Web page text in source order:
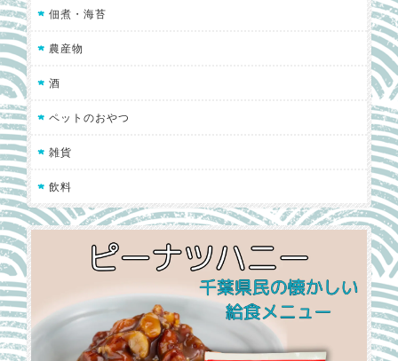
佃煮・海苔
農産物
酒
ペットのおやつ
雑貨
飲料